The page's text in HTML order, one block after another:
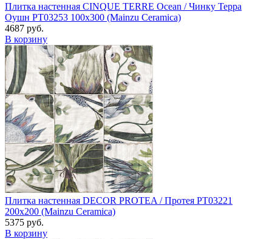
Плитка настенная CINQUE TERRE Ocean / Чинку Терра
Оушн PT03253 100x300 (Mainzu Ceramica)
4687 руб.
В корзину
Плитка настенная DECOR PROTEA / Протея PT03221
200x200 (Mainzu Ceramica)
5375 руб.
В корзину